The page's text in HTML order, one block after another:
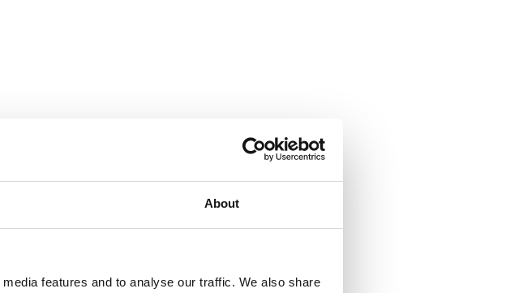
About
features and to analyse our traffic. We also share